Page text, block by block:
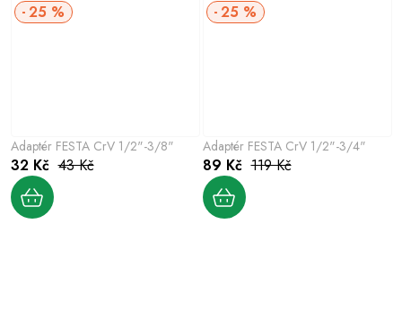
Adaptér FESTA CrV 1/2"-3/8"
25 %
32 Kč 43 Kč
Adaptér FESTA CrV 1/2"-3/4"
25 %
89 Kč 119 Kč